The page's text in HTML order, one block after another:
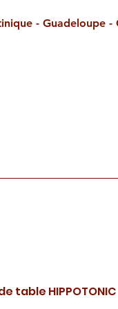
- Guadeloupe -
table HIPPOTONIC